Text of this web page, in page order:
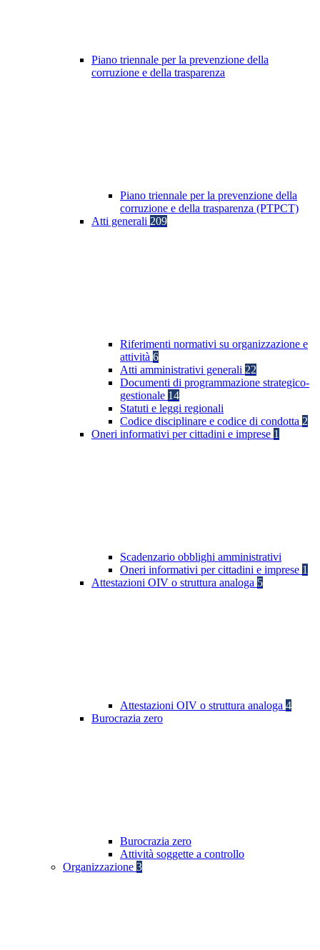
Piano triennale per la prevenzione della
corruzione e della trasparenza
Piano triennale per la prevenzione della
corruzione e della trasparenza (PTPCT)
Atti generali 209
Riferimenti normativi su organizzazione e
attività 6
Atti amministrativi generali 22
Documenti di programmazione strategico-
gestionale 14
Statuti e leggi regionali
Codice disciplinare e codice di condotta 2
Oneri informativi per cittadini e imprese 1
Scadenzario obblighi amministrativi
Oneri informativi per cittadini e imprese 1
Attestazioni OIV o struttura analoga 5
Attestazioni OIV o struttura analoga 4
Burocrazia zero
Burocrazia zero
Attività soggette a controllo
Organizzazione 3